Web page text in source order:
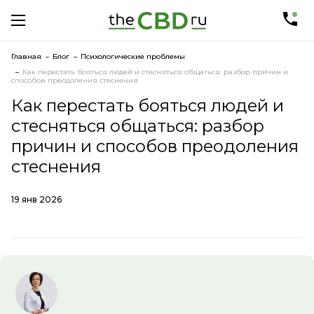
Главная Блог
Психологические проблемы
Как перестать бояться людей и стесняться общаться: разбор причин и
способов преодоления стеснения
Как перестать бояться людей и
стесняться общаться: разбор
причин и способов преодоления
стеснения
19 янв 2026